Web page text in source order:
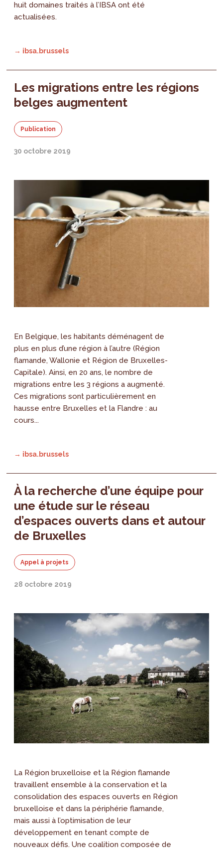
huit domaines traités à l’IBSA ont été
actualisées.
→ ibsa.brussels
Les migrations entre les régions
belges augmentent
Publication
30 octobre 2019
En Belgique, les habitants déménagent de
plus en plus d’une région à l’autre (Région
flamande, Wallonie et Région de Bruxelles-
Capitale). Ainsi, en 20 ans, le nombre de
migrations entre les 3 régions a augmenté.
Ces migrations sont particulièrement en
hausse entre Bruxelles et la Flandre : au
cours...
→ ibsa.brussels
À la recherche d’une équipe pour
une étude sur le réseau
d’espaces ouverts dans et autour
de Bruxelles
Appel à projets
28 octobre 2019
La Région bruxelloise et la Région flamande
travaillent ensemble à la conservation et la
consolidation des espaces ouverts en Région
bruxelloise et dans la périphérie flamande,
mais aussi à l’optimisation de leur
développement en tenant compte de
nouveaux défis. Une coalition composée de